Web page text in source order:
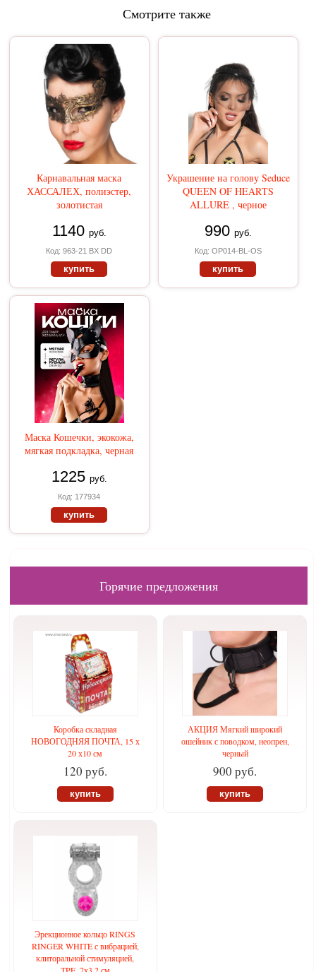
Смотрите также
Карнавальная маска
ХАССАЛЕХ, полиэстер,
золотистая
1140 руб.
Код: 963-21 BX DD
купить
Украшение на голову Seduce
QUEEN OF HEARTS
ALLURE , черное
990 руб.
Код: OP014-BL-OS
купить
Маска Кошечки, экокожа,
мягкая подкладка, черная
1225 руб.
Код: 177934
купить
Горячие предложения
Коробка складная
НОВОГОДНЯЯ ПОЧТА, 15 х
20 х10 см
120 руб.
купить
АКЦИЯ Мягкий широкий
ошейник с поводком, неопрен,
черный
900 руб.
купить
Эрекционное кольцо RINGS
RINGER WHITE с вибрацией,
клиторальной стимуляцией,